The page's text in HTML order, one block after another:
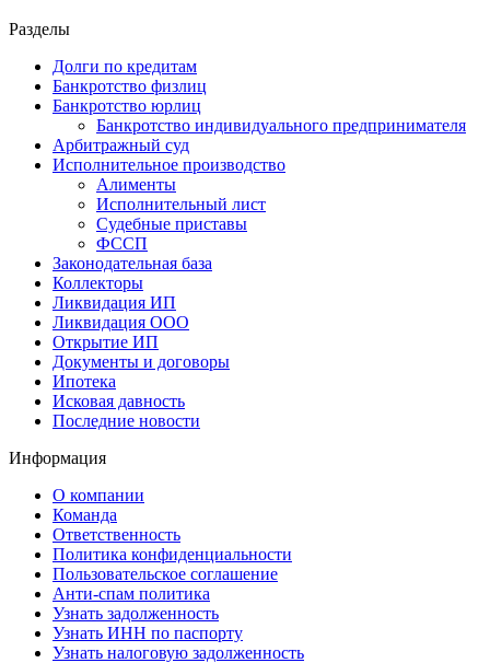
Разделы
Долги по кредитам
Банкротство физлиц
Банкротство юрлиц
Банкротство индивидуального предпринимателя
Арбитражный суд
Исполнительное производство
Алименты
Исполнительный лист
Судебные приставы
ФССП
Законодательная база
Коллекторы
Ликвидация ИП
Ликвидация ООО
Открытие ИП
Документы и договоры
Ипотека
Исковая давность
Последние новости
Информация
О компании
Команда
Ответственность
Политика конфиденциальности
Пользовательское соглашение
Анти-спам политика
Узнать задолженность
Узнать ИНН по паспорту
Узнать налоговую задолженность